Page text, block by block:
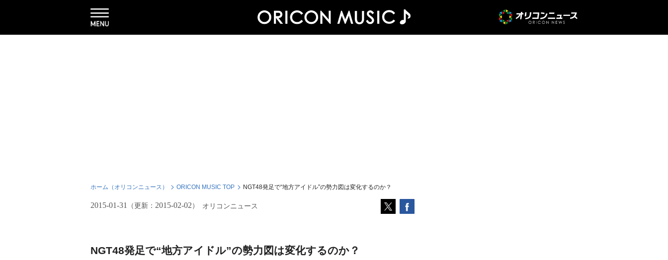
ホーム（オリコンニュース） ORICON MUSIC TOP NGT48発足で“地方アイドル”の勢力図は変化するのか？
2015-01-31 （更新： 2015-02-02 ） オリコンニュース
NGT48発足で“地方アイドル”の勢力図は変化するのか？